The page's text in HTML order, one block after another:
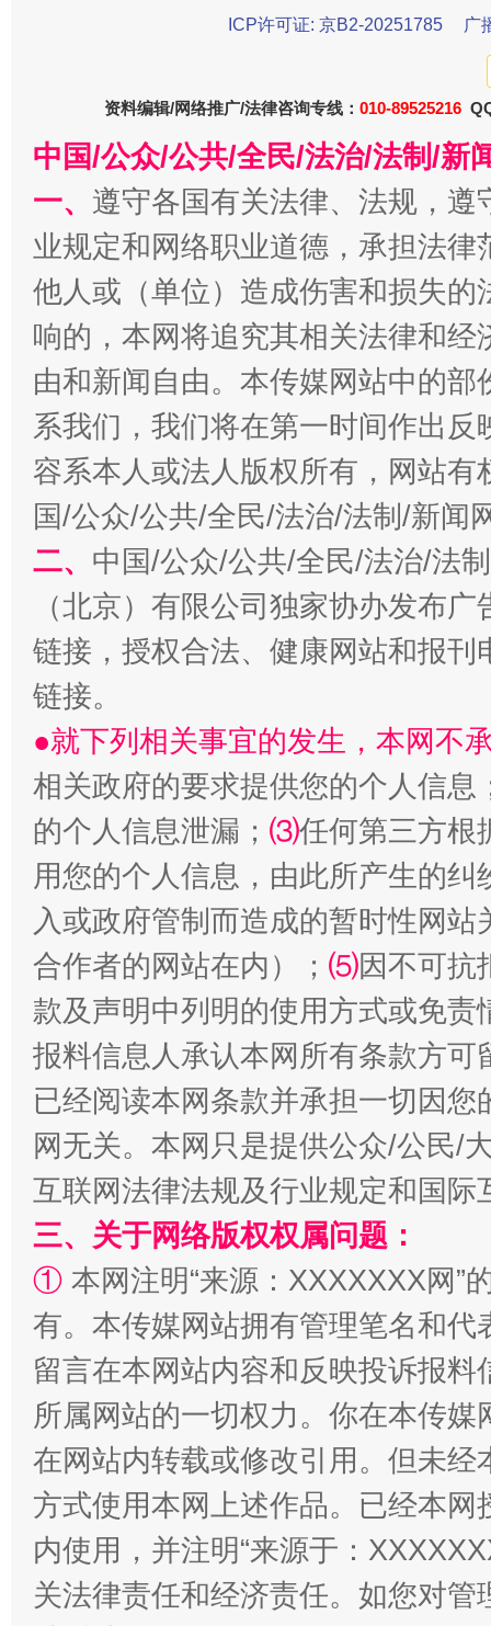
揭批美国五大"原罪" "炒
解纷+调解+退费，一次搞定
站台名比不上好声名
漫山遍野的桃花与雪山、麦地、白藏房 除
ICP许可证: 京B2-20251785
广
资料编辑/网络推广/法律咨询专线： 010-89525216
中国/公众/公共/全民/法治/法制/新
一、 遵守各国有关法律、法规，
业规定和网络职业道德，承担法
他人或（单位）造成伤害和损失
响的，本网将追究其相关法律和
由和新闻自由。本传媒网站中的
系我们，我们将在第一时间作出
容系本人或法人版权所有，网站
国/公众/公共/全民/法治/法制/新闻
二、 中国/公众/公共/全民/法治/法
（北京）有限公司独家协办发布
链接，授权合法、健康网站和报
链接。
●就下列相关事宜的发生，本网不
相关政府的要求提供您的个人信息
的个人信息泄漏； ⑶任何第三方根
用您的个人信息，由此所产生的纠
入或政府管制而造成的暂时性网
合作者的网站在内）； ⑸因不可抗
款及声明中列明的使用方式或免责
报料信息人承认本网所有条款方
已经阅读本网条款并承担一切因
网无关。本网只是提供公众/公民/
互联网法律法规及行业规定和国
三、关于网络版权权属问题：
① 本网注明“来源：XXXXXXX网”
有。本传媒网站拥有管理笔名和
留言在本网站内容和反映投诉报
所属网站的一切权力。你在本传
在网站内转载或修改引用。但未
方式使用本网上述作品。已经本
内使用，并注明“来源于：
关法律责任和经济责任。如您对